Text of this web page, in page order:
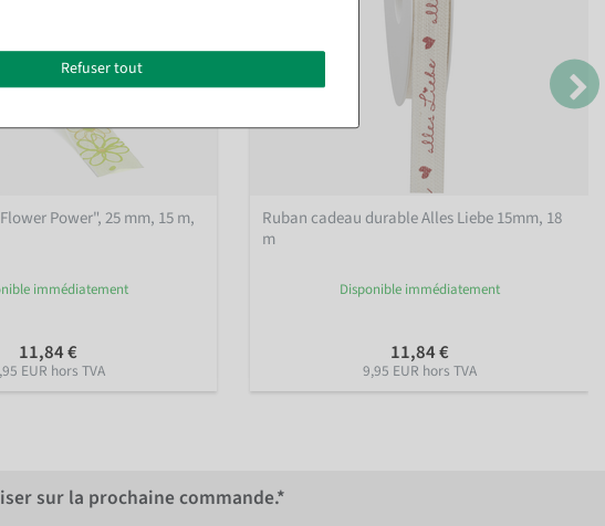
Power", 25 mm, 15 m,
immédiatement
11,84 €
EUR hors TVA
Ruban cadeau durable Alles Liebe 15mm, 18
m
Disponible immédiatement
11,84 €
9,95 EUR hors TVA
sur la prochaine commande.*
Refuser tout